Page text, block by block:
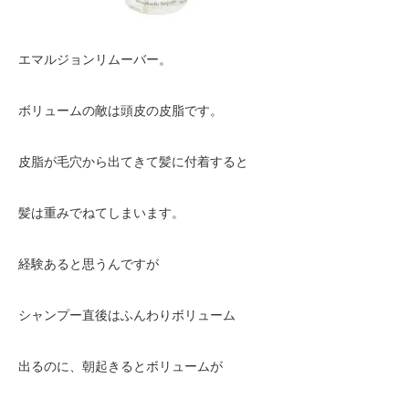
エマルジョンリムーバー。
ボリュームの敵は頭皮の皮脂です。
皮脂が毛穴から出てきて髪に付着すると
髪は重みでねてしまいます。
経験あると思うんですが
シャンプー直後はふんわりボリューム
出るのに、朝起きるとボリュームが